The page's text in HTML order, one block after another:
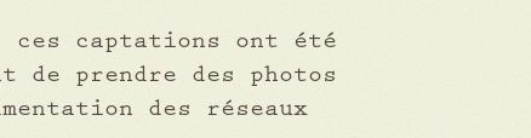
ces captations ont été
de prendre des photos
des réseaux